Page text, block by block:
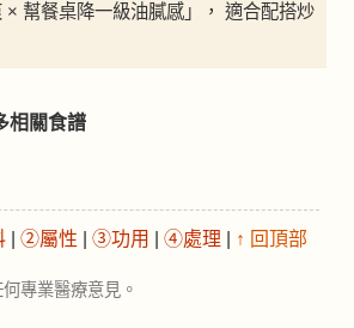
幫餐桌降一級油膩感」， 適合配搭炒
相關食譜
②屬性 ③功用 ④處理 ↑ 回頂部
專業醫療意見。